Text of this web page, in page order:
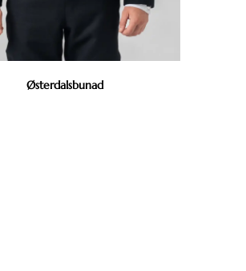
Østerdalsbunad